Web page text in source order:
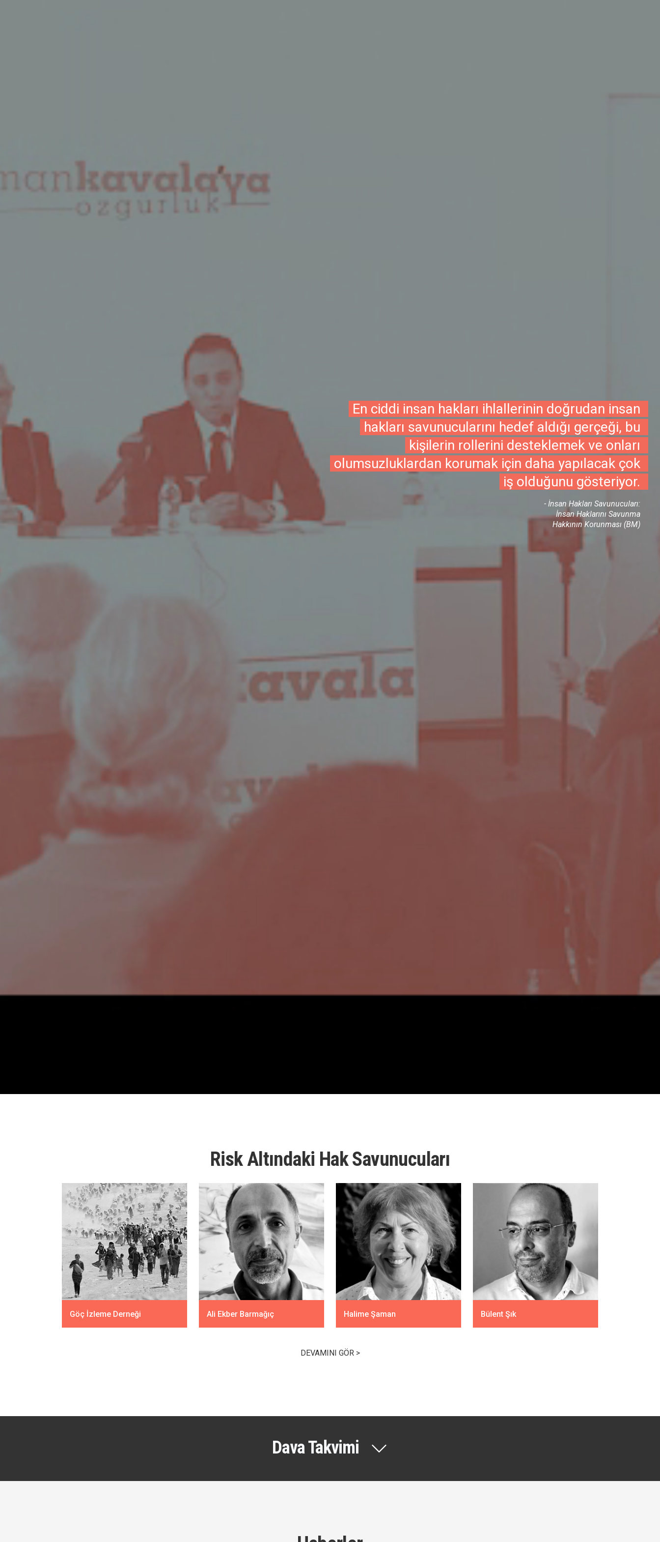
En ciddi insan hakları ihlallerinin doğrudan insan
hakları savunucularını hedef aldığı gerçeği, bu
kişilerin rollerini desteklemek ve onları
olumsuzluklardan korumak için daha yapılacak çok
iş olduğunu gösteriyor.
- İnsan Hakları Savunucuları:
İnsan Haklarını Savunma
Hakkının Korunması (BM)
Risk Altındaki Hak Savunucuları
Göç İzleme Derneği Ali Ekber Barmağıç Halime Şaman Bülent Şık
DEVAMINI GÖR >
Dava Takvimi